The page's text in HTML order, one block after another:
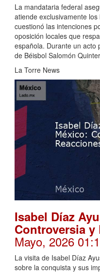
La mandataria federal
atiende exclusivamente
cuestionó las intenciones
oposición locales que
española. Durante un acto
de Béisbol Salomón
La Torre News
Isabel Díaz
Controversia y
Mayo, 2026
La visita de Isabel Díaz
sobre la conquista y sus